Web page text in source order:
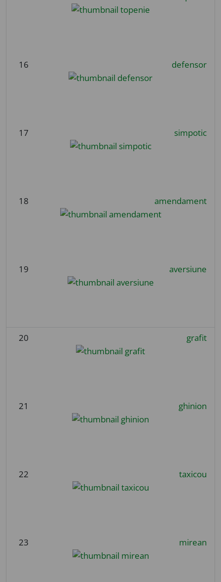
16 defensor
17 simpotic
18 amendament
19 aversiune
20 grafit
21 ghinion
22 taxicou
23 mirean